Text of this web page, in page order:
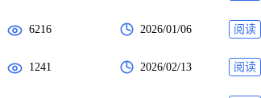
6216 2026/01/06 阅读
1241 2026/02/13 阅读